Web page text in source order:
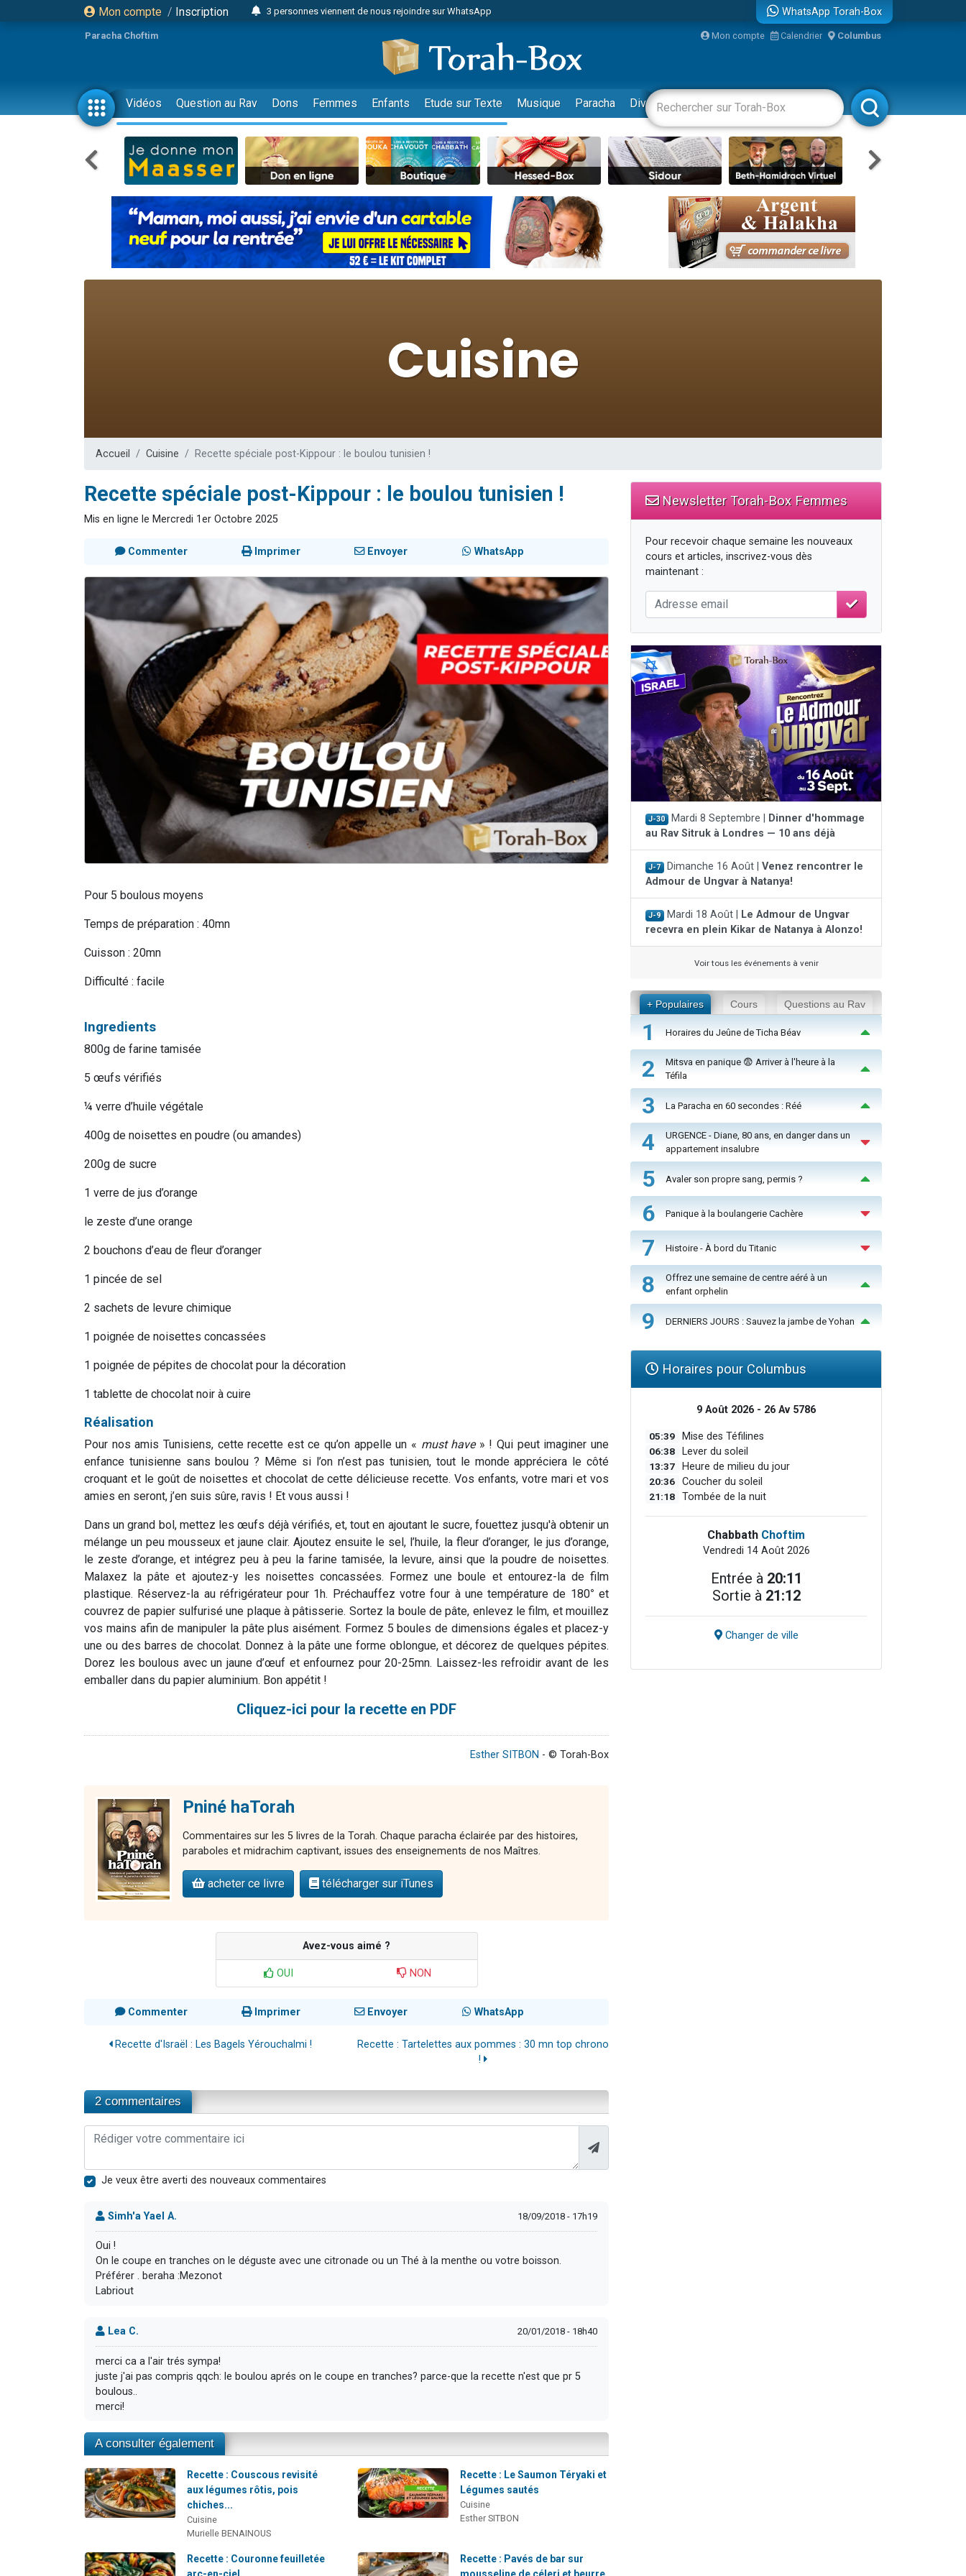
Mon compte / Inscription
3 personnes viennent de nous rejoindre sur WhatsApp
3 personnes viennent de faire un don pour Diane, 80 ans, dans un appartement insalubre
Il reste 49 places pour étudier en groupe sur Zoom
2 personnes viennent de nous rejoindre sur WhatsApp
29 personnes viennent de demander une bénédiction
Il reste 49 places pour étudier en groupe sur Zoom
2 personnes viennent de nous rejoindre sur WhatsApp
6 personnes viennent de nous rejoindre sur WhatsApp
4 personnes viennent de faire un don pour Reloger Rivka, 6 enfants, victime de violences...
2 personnes viennent de faire un don pour 1 Journée de Vacances Pour les Enfants
4 personnes viennent de nous rejoindre sur WhatsApp
17 personnes viennent de demander une bénédiction
3 personnes viennent de nous rejoindre sur WhatsApp
3 personnes viennent de faire un don pour 5 jours de vacances aux Orphelins
WhatsApp Torah-Box
Paracha Choftim Mon compte Calendrier Columbus
Vidéos Question au Rav Dons Femmes Enfants Etude sur Texte Musique Paracha Divertissements Livres Rabbanim
Accueil Cuisine Recette spéciale post-Kippour : le boulou tunisien !
Recette spéciale post-Kippour : le boulou tunisien !
Mis en ligne le Mercredi 1er Octobre 2025
Commenter Imprimer Envoyer WhatsApp
Pour 5 boulous moyens
Temps de préparation : 40mn
Cuisson : 20mn
Difficulté : facile
Ingredients
800g de farine tamisée
5 œufs vérifiés
¼ verre d’huile végétale
400g de noisettes en poudre (ou amandes)
200g de sucre
1 verre de jus d’orange
le zeste d’une orange
2 bouchons d’eau de fleur d’oranger
1 pincée de sel
2 sachets de levure chimique
1 poignée de noisettes concassées
1 poignée de pépites de chocolat pour la décoration
1 tablette de chocolat noir à cuire
Réalisation
Pour nos amis Tunisiens, cette recette est ce qu’on appelle un « must have » ! Qui peut imaginer une
enfance tunisienne sans boulou ? Même si l’on n’est pas tunisien, tout le monde appréciera le côté
croquant et le goût de noisettes et chocolat de cette délicieuse recette. Vos enfants, votre mari et vos
amies en seront, j’en suis sûre, ravis ! Et vous aussi !
Dans un grand bol, mettez les œufs déjà vérifiés, et, tout en ajoutant le sucre, fouettez jusqu'à obtenir un
mélange un peu mousseux et jaune clair. Ajoutez ensuite le sel, l’huile, la fleur d’oranger, le jus d’orange,
le zeste d’orange, et intégrez peu à peu la farine tamisée, la levure, ainsi que la poudre de noisettes.
Malaxez la pâte et ajoutez-y les noisettes concassées. Formez une boule et entourez-la de film
plastique. Réservez-la au réfrigérateur pour 1h. Préchauffez votre four à une température de 180° et
couvrez de papier sulfurisé une plaque à pâtisserie. Sortez la boule de pâte, enlevez le film, et mouillez
vos mains afin de manipuler la pâte plus aisément. Formez 5 boules de dimensions égales et placez-y
une ou des barres de chocolat. Donnez à la pâte une forme oblongue, et décorez de quelques pépites.
Dorez les boulous avec un jaune d’œuf et enfournez pour 20-25mn. Laissez-les refroidir avant de les
emballer dans du papier aluminium. Bon appétit !
Cliquez-ici pour la recette en PDF
Esther SITBON - © Torah-Box
Pniné haTorah
Commentaires sur les 5 livres de la Torah. Chaque paracha éclairée par des histoires,
paraboles et midrachim captivant, issues des enseignements de nos Maîtres.
acheter ce livre télécharger sur iTunes
Avez-vous aimé ?
OUI NON
Commenter Imprimer Envoyer WhatsApp
Recette d'Israël : Les Bagels Yérouchalmi !
Recette : Tartelettes aux pommes : 30 mn top chrono
!
2 commentaires
Je veux être averti des nouveaux commentaires
Simh'a Yael A. 18/09/2018 - 17h19
Oui !
On le coupe en tranches on le déguste avec une citronade ou un Thé à la menthe ou votre boisson.
Préférer . beraha :Mezonot
Labriout
Lea C. 20/01/2018 - 18h40
merci ca a l'air trés sympa!
juste j'ai pas compris qqch: le boulou aprés on le coupe en tranches? parce-que la recette n'est que pr 5
boulous..
merci!
A consulter également
Recette : Couscous revisité
aux légumes rôtis, pois
chiches...
Cuisine
Murielle BENAINOUS
Recette : Le Saumon Téryaki et
Légumes sautés
Cuisine
Esther SITBON
Recette : Couronne feuilletée
Recette : Pavés de bar sur
Newsletter Torah-Box Femmes
Pour recevoir chaque semaine les nouveaux
cours et articles, inscrivez-vous dès
maintenant :
J-30 Mardi 8 Septembre |
Dinner d'hommage
au Rav Sitruk à Londres — 10 ans déjà
J-7 Dimanche 16 Août | Venez rencontrer le
Admour de Ungvar à Natanya!
J-9 Mardi 18 Août |
Le Admour de Ungvar
recevra en plein Kikar de Natanya à Alonzo!
Voir tous les événements à venir
+ Populaires Cours Questions au Rav
1 Horaires du Jeûne de Ticha Béav
2
Mitsva en panique 😨 Arriver à l'heure à la
Téfila
3 La Paracha en 60 secondes : Réé
4
URGENCE - Diane, 80 ans, en danger dans un
appartement insalubre
5 Avaler son propre sang, permis ?
6 Panique à la boulangerie Cachère
7 Histoire - À bord du Titanic
8
Offrez une semaine de centre aéré à un
enfant orphelin
9 DERNIERS JOURS : Sauvez la jambe de Yohan
Horaires pour Columbus
9 Août 2026 - 26 Av 5786
05:39 Mise des Téfilines
06:38 Lever du soleil
13:37 Heure de milieu du jour
20:36 Coucher du soleil
21:18 Tombée de la nuit
Chabbath Choftim
Vendredi 14 Août 2026
Entrée à 20:11
Sortie à 21:12
Changer de ville